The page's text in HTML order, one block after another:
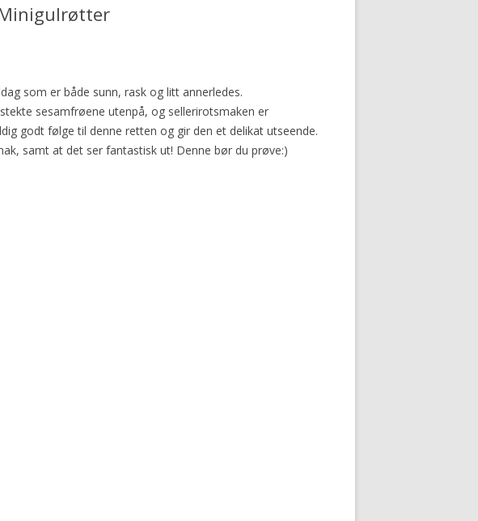
som er både sunn, rask og litt annerledes.
sesamfrøene utenpå, og sellerirotsmaken er
godt følge til denne retten og gir den et delikat utseende.
samt at det ser fantastisk ut! Denne bør du prøve:)